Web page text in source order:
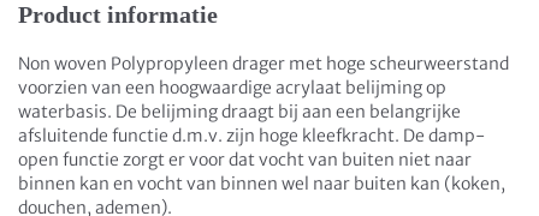
Product informatie
Non woven Polypropyleen drager met hoge scheurweerstand
voorzien van een hoogwaardige acrylaat belijming op
waterbasis. De belijming draagt bij aan een belangrijke
afsluitende functie d.m.v. zijn hoge kleefkracht. De damp-
open functie zorgt er voor dat vocht van buiten niet naar
binnen kan en vocht van binnen wel naar buiten kan (koken,
douchen, ademen).